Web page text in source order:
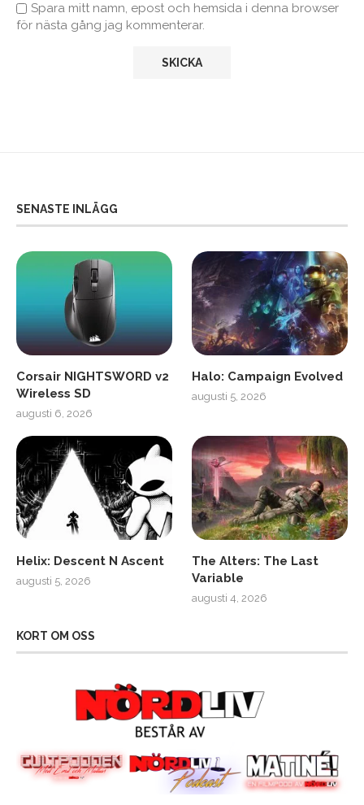
Spara mitt namn, epost och hemsida i denna browser
för nästa gång jag kommenterar.
SENASTE INLÄGG
Corsair NIGHTSWORD v2
Wireless SD
augusti 6, 2026
Halo: Campaign Evolved
augusti 5, 2026
Helix: Descent N Ascent
augusti 5, 2026
The Alters: The Last
Variable
augusti 4, 2026
KORT OM OSS